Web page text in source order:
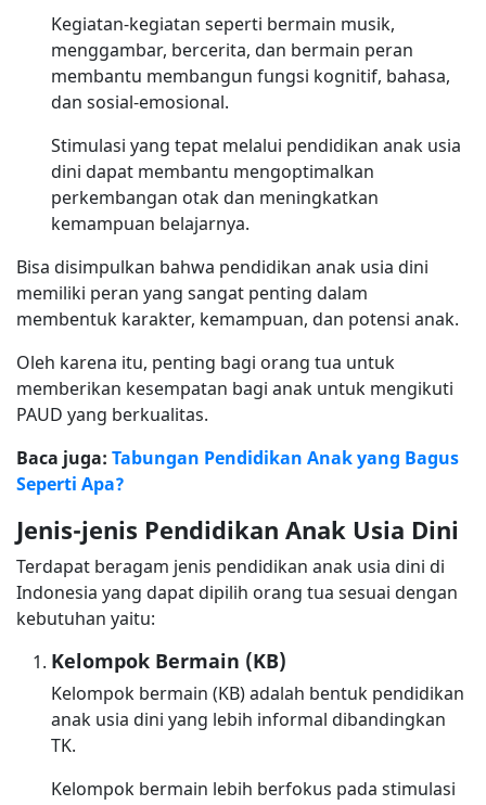
Kegiatan-kegiatan seperti bermain musik,
menggambar, bercerita, dan bermain peran
membantu membangun fungsi kognitif, bahasa,
dan sosial-emosional.
Stimulasi yang tepat melalui pendidikan anak usia
dini dapat membantu mengoptimalkan
perkembangan otak dan meningkatkan
kemampuan belajarnya.
Bisa disimpulkan bahwa pendidikan anak usia dini
memiliki peran yang sangat penting dalam
membentuk karakter, kemampuan, dan potensi anak.
Oleh karena itu, penting bagi orang tua untuk
memberikan kesempatan bagi anak untuk mengikuti
PAUD yang berkualitas.
Baca juga: Tabungan Pendidikan Anak yang Bagus
Seperti Apa?
Jenis-jenis Pendidikan Anak Usia Dini
Terdapat beragam jenis pendidikan anak usia dini di
Indonesia yang dapat dipilih orang tua sesuai dengan
kebutuhan yaitu:
Kelompok Bermain (KB)
Kelompok bermain (KB) adalah bentuk pendidikan
anak usia dini yang lebih informal dibandingkan
TK.
Kelompok bermain lebih berfokus pada stimulasi